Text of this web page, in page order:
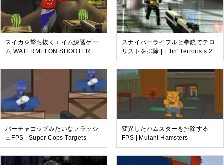
スイカを撃ち抜くエイム練習ゲー
ム WATERMELON SHOOTER
スナイパーライフルと拳銃でテロ
リストを排除 | Effin' Terrorists 2
バーチャコップみたいなフラッシ
ュFPS | Super Cops Targets
変異したハムスターを排除する
FPS | Mutant Hamsters